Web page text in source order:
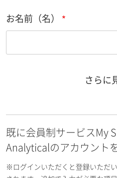
お名前（名）
お名前フリガナ（名）
さらに
既に会員制サービスMy
Analyticalのアカウント
※ログインいただくと登録いただ